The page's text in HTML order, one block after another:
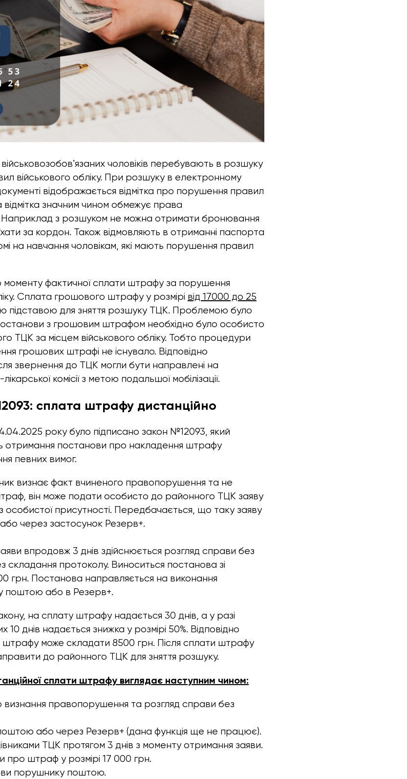
військовозобовʼязаних чоловіків перебувають в розшуку
військового обліку. При розшуку в електронному
відображається відмітка про порушення правил
відмітка значним чином обмежує права
Наприклад з розшуком не можна отримати бронювання
за кордон. Також відмовляють в отриманні паспорта
на навчання чоловікам, які мають порушення правил
моменту фактичної сплати штрафу за порушення
Сплата грошового штрафу у розмірі від 17000 до 25
підставою для зняття розшуку ТЦК. Проблемою було
з грошовим штрафом необхідно було особисто
ТЦК за місцем військового обліку. Тобто процедури
грошових штрафі не існувало. Відповідно
звернення до ТЦК могли бути направлені на
комісії з метою подальшої мобілізації.
сплата штрафу дистанційно
року було підписано закон №12093, який
отримання постанови про накладення штрафу
певних вимог.
визнає факт вчиненого правопорушення та не
він може подати особисто до районного ТЦК заяву
особистої присутності. Передбачається, що таку заяву
через застосунок Резерв+.
впродовж 3 днів здійснюється розгляд справи без
складання протоколу. Виноситься постанова зі
грн. Постанова направляється на виконання
поштою або в Резерв+.
на сплату штрафу надається 30 днів, а у разі
днів надається знижка у розмірі 50%. Відповідно
штрафу може складати 8500 грн. Після сплати штрафу
до районного ТЦК для зняття розшуку.
сплати штрафу виглядає наступним чином:
визнання правопорушення та розгляд справи без
або через Резерв+ (дана функція ще не працює).
ТЦК протягом 3 днів з моменту отримання заяви.
про штраф у розмірі 17 000 грн.
порушнику поштою.